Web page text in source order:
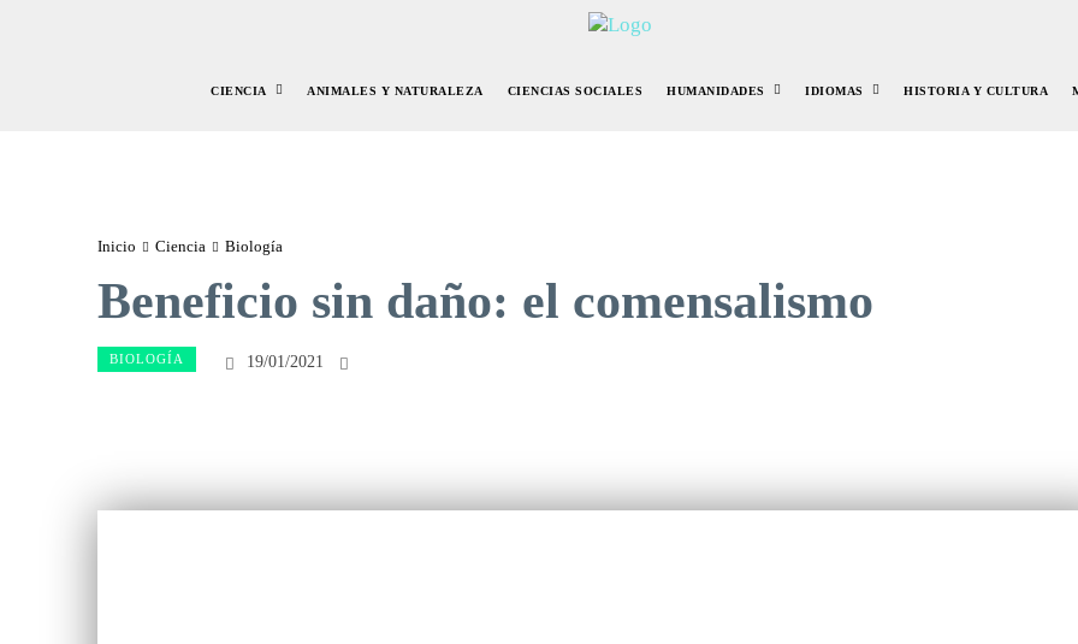
CIENCIA ANIMALES Y NATURALEZA CIENCIAS SOCIALES HUMANIDADES IDIOMAS HISTORIA Y CULTURA
Inicio Ciencia Biología
Beneficio sin daño: el comensalismo
BIOLOGÍA 19/01/2021